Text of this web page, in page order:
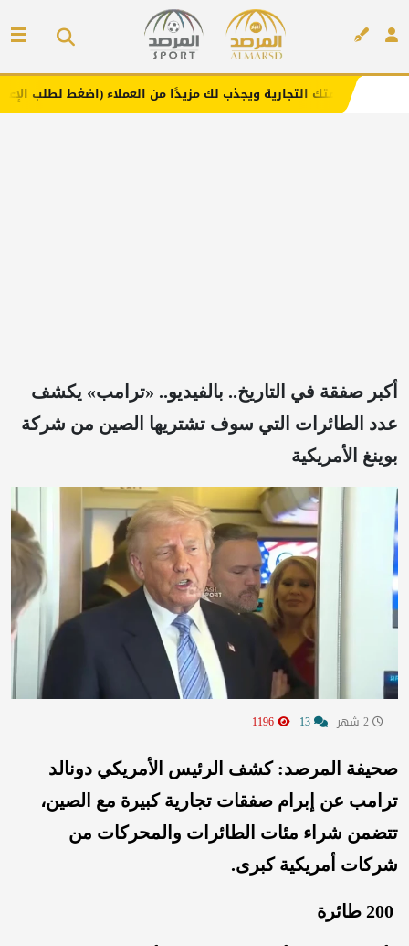
ويجذب لك مزيدًا من العملاء (اضغط لطلب الإعلان)
أكبر صفقة في التاريخ.. بالفيديو.. «ترامب» يكشف
عدد الطائرات التي سوف تشتريها الصين من شركة
بوينغ الأمريكية
صحيفة المرصد: كشف الرئيس الأمريكي دونالد
ترامب عن إبرام صفقات تجارية كبيرة مع الصين،
تتضمن شراء مئات الطائرات والمحركات من
شركات أمريكية كبرى.